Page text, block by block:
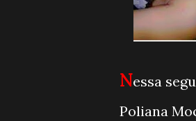
Nessa
Poliana